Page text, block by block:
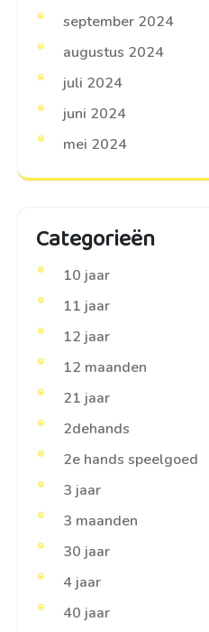
september 2024
augustus 2024
juli 2024
juni 2024
mei 2024
Categorieën
10 jaar
11 jaar
12 jaar
12 maanden
21 jaar
2dehands
2e hands speelgoed
3 jaar
3 maanden
30 jaar
4 jaar
40 jaar